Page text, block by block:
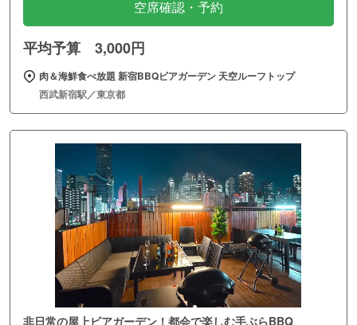
空席確認・予約
平均予算 3,000円
肉＆海鮮食べ放題 新宿BBQビアガーデン 天空ルーフトップ
西武新宿駅／東京都
非日常の屋上ビアガーデン！都会で楽しむ手ぶらBBQ